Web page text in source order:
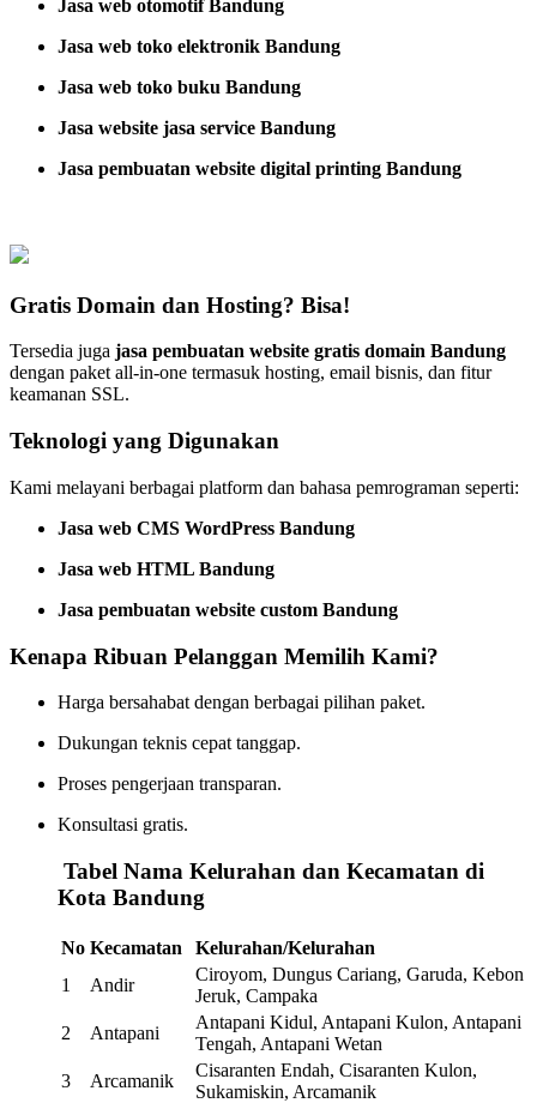
Jasa web otomotif Bandung
Jasa web toko elektronik Bandung
Jasa web toko buku Bandung
Jasa website jasa service Bandung
Jasa pembuatan website digital printing Bandung
Gratis Domain dan Hosting? Bisa!
Tersedia juga jasa pembuatan website gratis domain Bandung
dengan paket all-in-one termasuk hosting, email bisnis, dan fitur
keamanan SSL.
Teknologi yang Digunakan
Kami melayani berbagai platform dan bahasa pemrograman seperti:
Jasa web CMS WordPress Bandung
Jasa web HTML Bandung
Jasa pembuatan website custom Bandung
Kenapa Ribuan Pelanggan Memilih Kami?
Harga bersahabat dengan berbagai pilihan paket.
Dukungan teknis cepat tanggap.
Proses pengerjaan transparan.
Konsultasi gratis.
Tabel Nama Kelurahan dan Kecamatan di
Kota Bandung
No Kecamatan
Kelurahan/Kelurahan
1
Andir
Ciroyom, Dungus Cariang, Garuda, Kebon
Jeruk, Campaka
2
Antapani
Antapani Kidul, Antapani Kulon, Antapani
Tengah, Antapani Wetan
3
Arcamanik
Cisaranten Endah, Cisaranten Kulon,
Sukamiskin, Arcamanik